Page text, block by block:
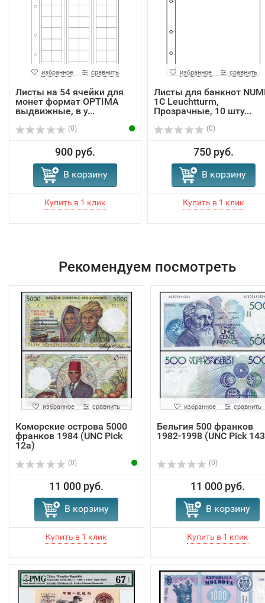
избранное сравнить
Листы на 54 ячейки для
монет формат OPTIMA
выдвижные, в у...
(0)
900 руб.
В корзину
избранное сравнить
Листы для банкнот
1C Leuchtturm,
Прозрачные, 10 шту...
(0)
750 руб.
В корзину
Рекомендуем посмотреть
избранное сравнить
Коморские острова 5000
франков 1984 (UNC Pick
12а)
(0)
11 000 руб.
В корзину
избранное сравнить
Бельгия 500 франков
1982-1998 (UNC Pick
(0)
11 000 руб.
В корзину